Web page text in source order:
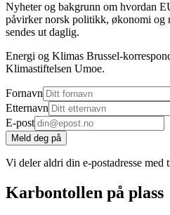
Nyheter og bakgrunn om hvordan
påvirker norsk politikk, økonomi og
sendes ut daglig.
Energi og Klimas Brussel-
Klimastiftelsen Umoe.
Fornavn
Etternavn
E-post
Meld deg på
Vi deler aldri din e-postadresse med
Karbontollen på plass